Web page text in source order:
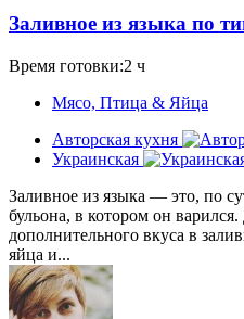
Заливное из языка по
Время готовки:2 ч
Мясо, Птица & Яйца
Авторская кухня
Украинская
Заливное из языка — это, по
бульона, в котором он
дополнительного вкуса в
яйца и...